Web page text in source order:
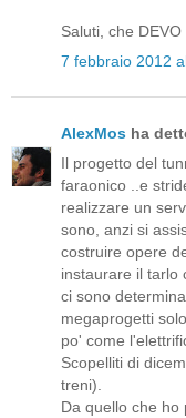
Saluti, che DEVO
7 febbraio 2012
AlexMos ha
Il progetto del
faraonico ..e
realizzare un
sono, anzi si
costruire opere
instaurare il tarlo
ci sono
megaprogetti
po' come
Scopelliti di
treni).
Da quello che ho